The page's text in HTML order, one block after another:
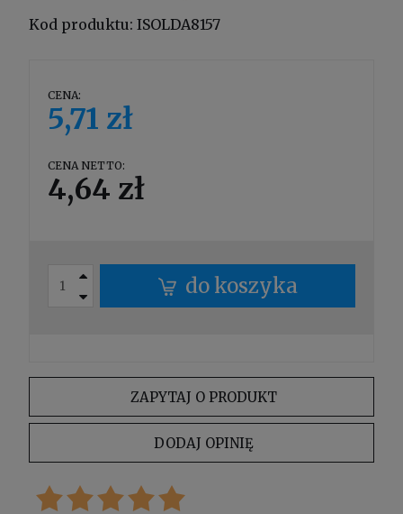
Kod produktu: ISOLDA8157
CENA:
5,71 zł
CENA NETTO:
4,64 zł
do koszyka
ZAPYTAJ O PRODUKT
DODAJ OPINIĘ